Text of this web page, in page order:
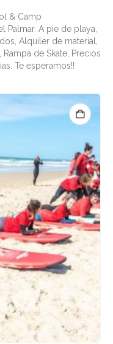
& Camp
Palmar. A pie de playa,
Alquiler de material,
de Skate, Precios
Te esperamos!!